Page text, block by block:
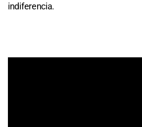
indiferencia.